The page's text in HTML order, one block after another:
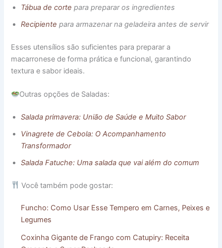
Tábua de corte para preparar os ingredientes
Recipiente para armazenar na geladeira antes de servir
Esses utensílios são suficientes para preparar a
macarronese de forma prática e funcional, garantindo
textura e sabor ideais.
Outras opções de Saladas:
Salada primavera: União de Saúde e Muito Sabor
Vinagrete de Cebola: O Acompanhamento
Transformador
Salada Fatuche: Uma salada que vai além do comum
Você também pode gostar:
Funcho: Como Usar Esse Tempero em Carnes, Peixes e
Legumes
Coxinha Gigante de Frango com Catupiry: Receita